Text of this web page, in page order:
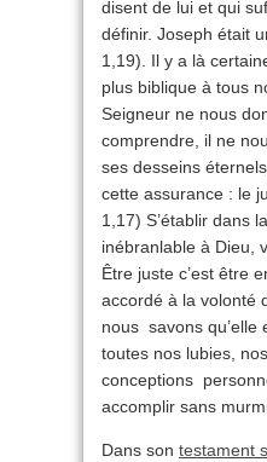
disent de lui et qui
définir. Joseph était
1,19). Il y a là
plus biblique à tous
Seigneur ne nous
comprendre, il ne
ses desseins
cette assurance : le
1,17) S’établir dans
inébranlable à Dieu,
Être juste c’est être
accordé à la volonté
nous savons qu’elle
toutes nos lubies,
conceptions
accomplir sans
Dans son testament